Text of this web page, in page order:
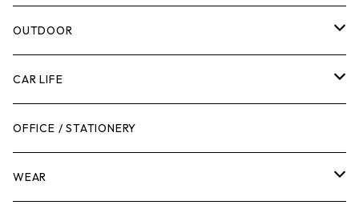
腰袋・ツールホルスター
工具箱
作業台
脚立
キッチン
日用品
ボディケア
剪定ばさみ
ガーデンツール
ガーデンチェア
キャビネット・ツールハンガー
OUTDOOR
スツール
バンジーバンド
ストレージボックス
CAR LIFE
メンテナンスグッズ
車内グッズ
OFFICE / STATIONERY
WEAR